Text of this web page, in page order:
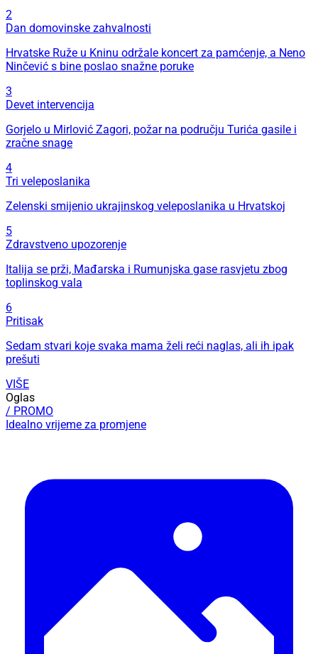
2
Dan domovinske zahvalnosti
Hrvatske Ruže u Kninu održale koncert za pamćenje, a Neno
Ninčević s bine poslao snažne poruke
3
Devet intervencija
Gorjelo u Mirlović Zagori, požar na području Turića gasile i
zračne snage
4
Tri veleposlanika
Zelenski smijenio ukrajinskog veleposlanika u Hrvatskoj
5
Zdravstveno upozorenje
Italija se prži, Mađarska i Rumunjska gase rasvjetu zbog
toplinskog vala
6
Pritisak
Sedam stvari koje svaka mama želi reći naglas, ali ih ipak
prešuti
VIŠE
Oglas
/ PROMO
Idealno vrijeme za promjene